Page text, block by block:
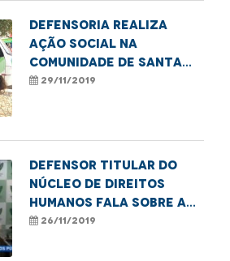
Defensoria realiza
ação social na
comunidade de Santa
Inês e Bela Vista
29/11/2019
Defensor titular do
Núcleo de Direitos
Humanos fala sobre a
situação dos
26/11/2019